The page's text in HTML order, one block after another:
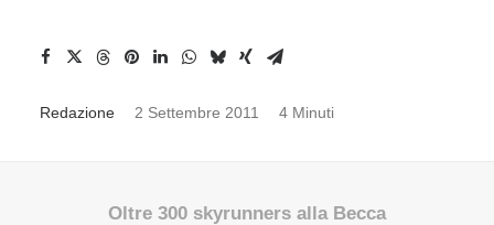
Redazione 2 Settembre 2011 4 Minuti
Oltre 300 skyrunners alla Becca